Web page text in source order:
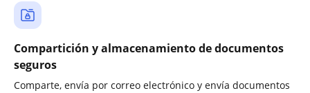
Compartición y almacenamiento de documentos
seguros
Comparte, envía por correo electrónico y envía documentos